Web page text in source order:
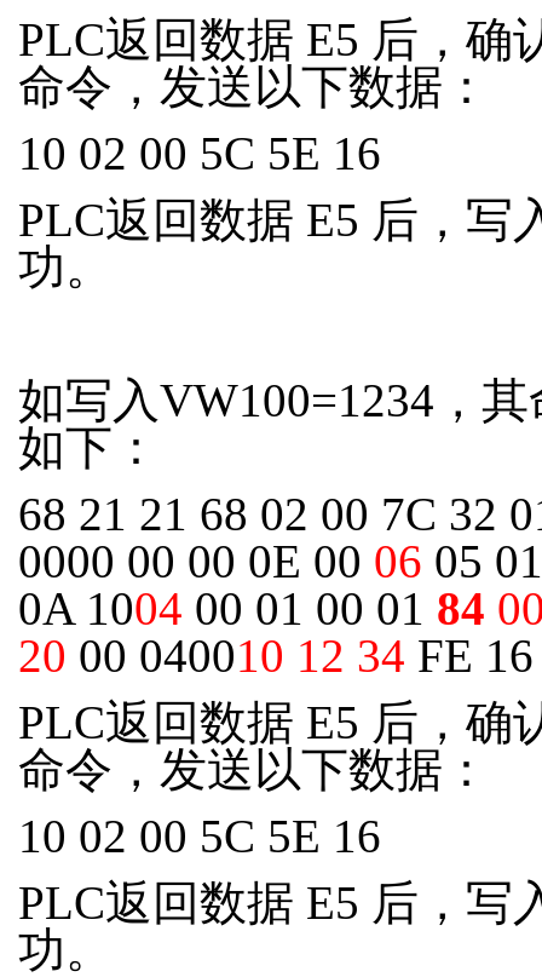
PLC返回数据 E5 后，确
命令，发送以下数据：
10 02 00 5C 5E 16
PLC返回数据 E5 后，写
功。
如写入VW100=1234，
如下：
68 21 21 68 02 00 7C 32
0000 00 00 0E 00 06 05
0A 1004 00 01 00 01 84
20 00 040010 12 34 FE 16
PLC返回数据 E5 后，确
命令，发送以下数据：
10 02 00 5C 5E 16
PLC返回数据 E5 后，写
功。